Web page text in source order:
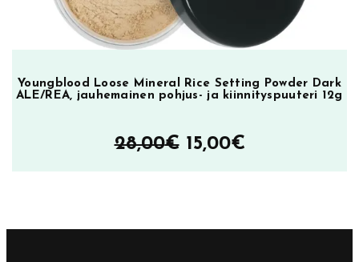
Youngblood Loose Mineral Rice Setting Powder Dark
ALE/REA, jauhemainen pohjus- ja kiinnityspuuteri 12g
28,00€ Alkuperäinen
hinta
28,00€.
15,00€Nykyinen
hinta
15,00€.